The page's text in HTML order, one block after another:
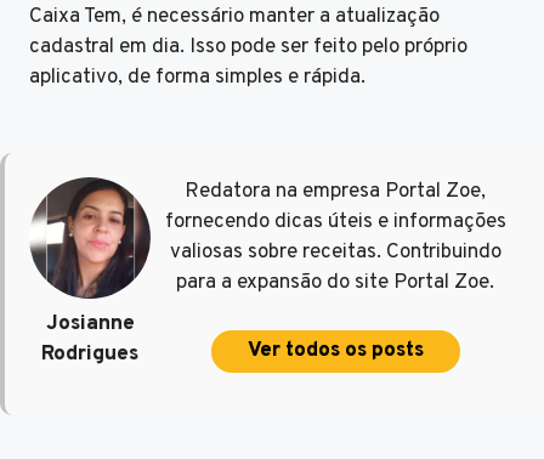
Caixa Tem, é necessário manter a atualização
cadastral em dia. Isso pode ser feito pelo próprio
aplicativo, de forma simples e rápida.
Josianne
Rodrigues
Redatora na empresa Portal Zoe,
fornecendo dicas úteis e informações
valiosas sobre receitas. Contribuindo
para a expansão do site Portal Zoe.
Ver todos os posts